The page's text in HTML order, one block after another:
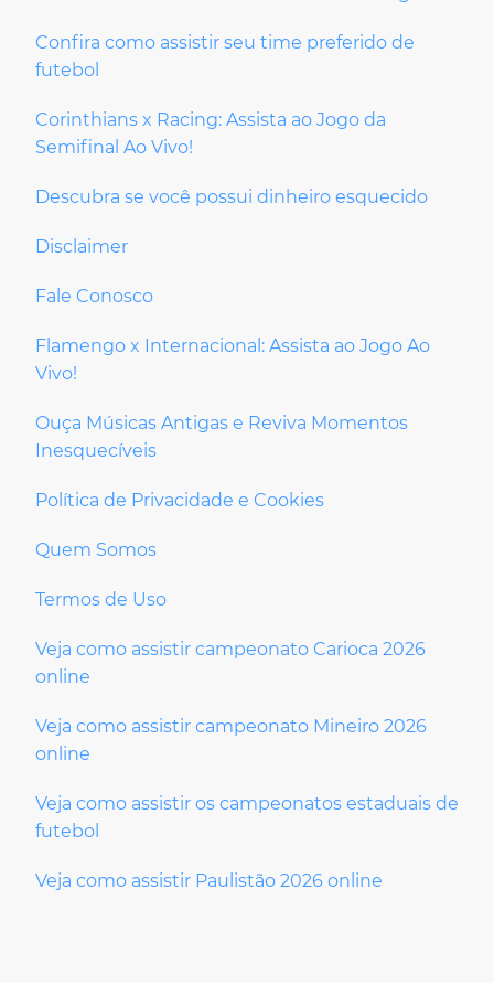
Confira como assistir seu time preferido de
futebol
Corinthians x Racing: Assista ao Jogo da
Semifinal Ao Vivo!
Descubra se você possui dinheiro esquecido
Disclaimer
Fale Conosco
Flamengo x Internacional: Assista ao Jogo Ao
Vivo!
Ouça Músicas Antigas e Reviva Momentos
Inesquecíveis
Política de Privacidade e Cookies
Quem Somos
Termos de Uso
Veja como assistir campeonato Carioca 2026
online
Veja como assistir campeonato Mineiro 2026
online
Veja como assistir os campeonatos estaduais de
futebol
Veja como assistir Paulistão 2026 online